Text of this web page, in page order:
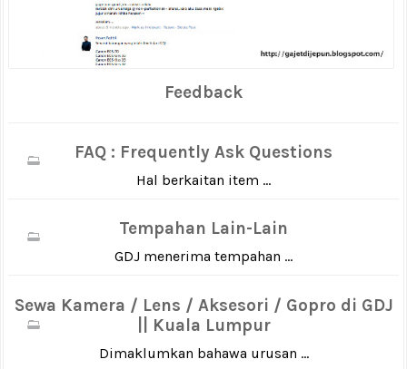
Feedback
FAQ : Frequently Ask Questions
Hal berkaitan item ...
Tempahan Lain-Lain
GDJ menerima tempahan ...
Sewa Kamera / Lens / Aksesori / Gopro di GDJ
|| Kuala Lumpur
Dimaklumkan bahawa urusan ...